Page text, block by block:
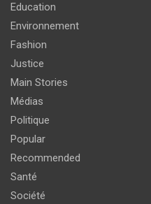
Education
Environnement
Fashion
Justice
Main Stories
Médias
Politique
Popular
Recommended
Santé
Société